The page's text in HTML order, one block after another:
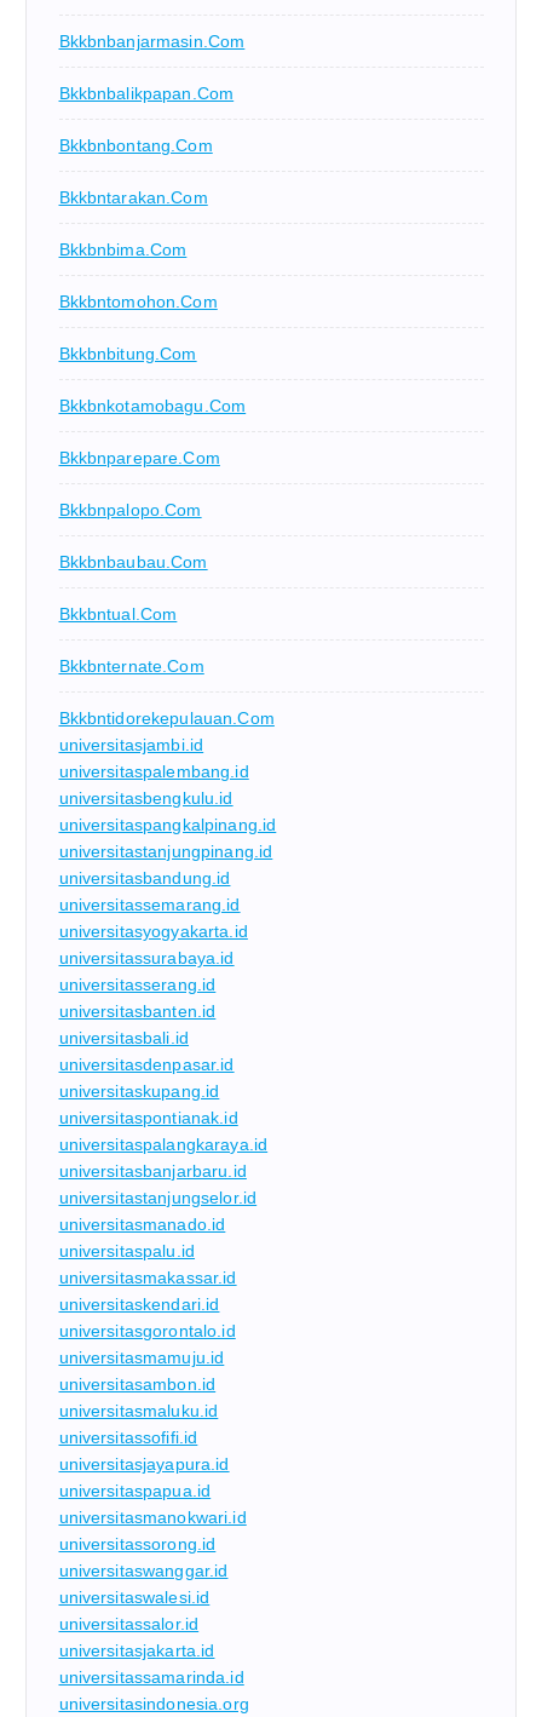
Bkkbnbanjarmasin.com
Bkkbnbalikpapan.com
Bkkbnbontang.com
Bkkbntarakan.com
Bkkbnbima.com
Bkkbntomohon.com
Bkkbnbitung.com
Bkkbnkotamobagu.com
Bkkbnparepare.com
Bkkbnpalopo.com
Bkkbnbaubau.com
Bkkbntual.com
Bkkbnternate.com
Bkkbntidorekepulauan.com
universitasjambi.id
universitaspalembang.id
universitasbengkulu.id
universitaspangkalpinang.id
universitastanjungpinang.id
universitasbandung.id
universitassemarang.id
universitasyogyakarta.id
universitassurabaya.id
universitasserang.id
universitasbanten.id
universitasbali.id
universitasdenpasar.id
universitaskupang.id
universitaspontianak.id
universitaspalangkaraya.id
universitasbanjarbaru.id
universitastanjungselor.id
universitasmanado.id
universitaspalu.id
universitasmakassar.id
universitaskendari.id
universitasgorontalo.id
universitasmamuju.id
universitasambon.id
universitasmaluku.id
universitassofifi.id
universitasjayapura.id
universitaspapua.id
universitasmanokwari.id
universitassorong.id
universitaswanggar.id
universitaswalesi.id
universitassalor.id
universitasjakarta.id
universitassamarinda.id
universitasindonesia.org